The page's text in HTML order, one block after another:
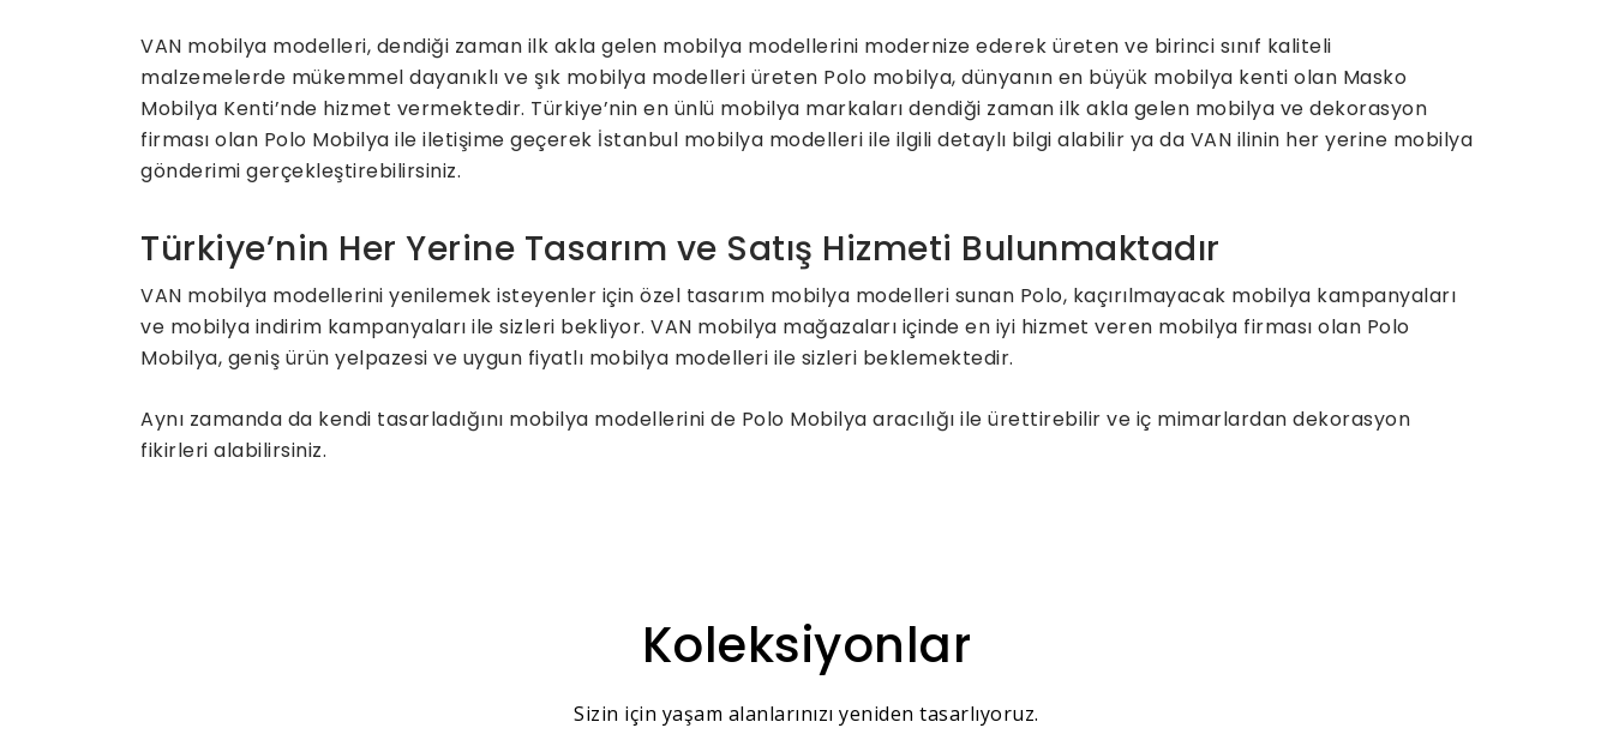
VAN mobilya modelleri, dendiği zaman ilk akla gelen mobilya modellerini modernize ederek üreten ve birinci sınıf kaliteli
malzemelerde mükemmel dayanıklı ve şık mobilya modelleri üreten Polo mobilya, dünyanın en büyük mobilya kenti olan Masko
Mobilya Kenti’nde hizmet vermektedir. Türkiye’nin en ünlü mobilya markaları dendiği zaman ilk akla gelen mobilya ve dekorasyon
firması olan Polo Mobilya ile iletişime geçerek İstanbul mobilya modelleri ile ilgili detaylı bilgi alabilir ya da VAN ilinin her yerine mobilya
gönderimi gerçekleştirebilirsiniz.
Türkiye’nin Her Yerine Tasarım ve Satış Hizmeti Bulunmaktadır
VAN mobilya modellerini yenilemek isteyenler için özel tasarım mobilya modelleri sunan Polo, kaçırılmayacak mobilya kampanyaları
ve mobilya indirim kampanyaları ile sizleri bekliyor. VAN mobilya mağazaları içinde en iyi hizmet veren mobilya firması olan Polo
Mobilya, geniş ürün yelpazesi ve uygun fiyatlı mobilya modelleri ile sizleri beklemektedir.
Aynı zamanda da kendi tasarladığını mobilya modellerini de Polo Mobilya aracılığı ile ürettirebilir ve iç mimarlardan dekorasyon
fikirleri alabilirsiniz.
Koleksiyonlar
Sizin için yaşam alanlarınızı yeniden tasarlıyoruz.